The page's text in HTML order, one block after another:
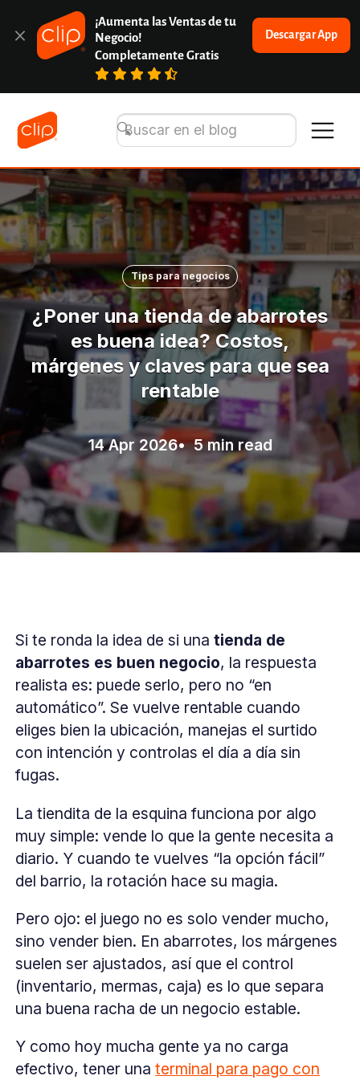
¡Aumenta las Ventas de tu
Negocio!
Completamente Gratis
Descargar App
Tips para negocios
¿Poner una tienda de abarrotes
es buena idea? Costos,
márgenes y claves para que sea
rentable
14 Apr 2026• 5 min read
Si te ronda la idea de si unatienda de
abarrotes es buen negocio, la respuesta
realista es: puede serlo, pero no “en
automático”. Se vuelve rentable cuando
eliges bien la ubicación, manejas el surtido
con intención y controlas el día a día sin
fugas.
La tiendita de la esquina funciona por algo
muy simple: vende lo que la gente necesita a
diario. Y cuando te vuelves “la opción fácil”
del barrio, la rotación hace su magia.
Pero ojo: el juego no es solo vender mucho,
sino vender bien. En abarrotes, los márgenes
suelen ser ajustados, así que el control
(inventario, mermas, caja) es lo que separa
una buena racha de un negocio estable.
Y como hoy mucha gente ya no carga
efectivo, tener unaterminal para pago con